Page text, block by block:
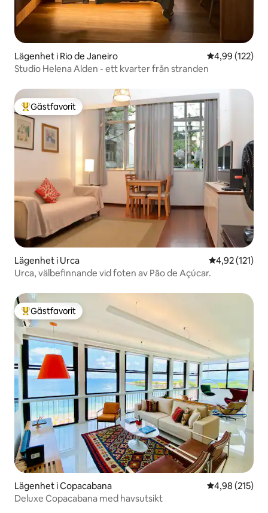
Lägenhet i Rio de Janeiro 4,99 av 5 i
4,99 (122)
Studio Helena Alden - ett kvarter från stranden
Populär gästfavorit
Gästfavorit
Lägenhet i Urca 4,92 av 5 i
4,92 (121)
Urca, välbefinnande vid foten av Pão de Açúcar.
Populär gästfavorit
Gästfavorit
Lägenhet i Copacabana 4,98 av 5 i
4,98 (215)
Deluxe Copacabana med havsutsikt